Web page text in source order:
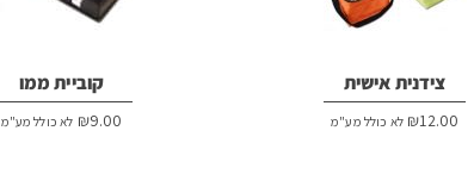
צידנית אישית
₪12.00 לא כולל מע"מ
קוביית ממו
₪9.00 לא כולל מע"מ